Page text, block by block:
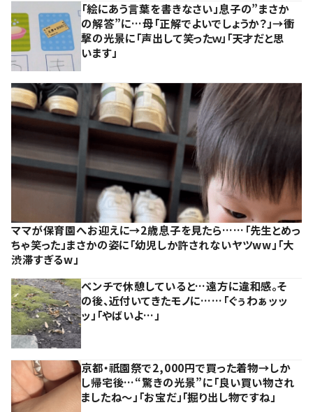
「絵にあう言葉を書きなさい」息子の”まさか
の解答”に…母「正解でよいでしょうか？」→衝
撃の光景に「声出して笑ったｗ」「天才だと思
います」
ママが保育園へお迎えに→2歳息子を見たら……「先生とめっ
ちゃ笑った」まさかの姿に「幼児しか許されないヤツww」「大
渋滞すぎるw」
ベンチで休憩していると…遠方に違和感。そ
の後、近付いてきたモノに……「ぐぅわぁッッ
ッ」「やばいよ…」
京都・祇園祭で2,000円で買った着物→しか
し帰宅後…“驚きの光景”に「良い買い物され
ましたね～」「お宝だ」「掘り出し物ですね」